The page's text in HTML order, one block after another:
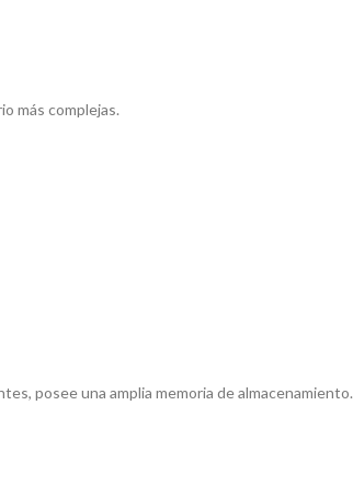
más complejas.
posee una amplia memoria de almacenamiento.